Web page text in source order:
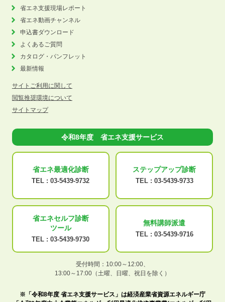
省エネ支援現場レポート
省エネ動画チャンネル
申込書ダウンロード
よくあるご質問
カタログ・パンフレット
最新情報
サイトご利用に関して
閲覧推奨環境について
サイトマップ
令和8年度 省エネ支援サービス
省エネ最適化診断
TEL : 03-5439-9732
ステップアップ診断
TEL : 03-5439-9733
省エネセルフ診断
ツール
TEL : 03-5439-9730
無料講師派遣
TEL : 03-5439-9716
受付時間：10:00～12:00、
13:00～17:00（土曜、日曜、祝日を除く）
※「令和8年度 省エネ支援サービス」は経済産業省資源エネルギー庁